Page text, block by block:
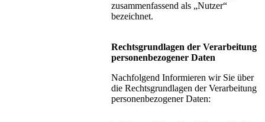
zusammenfassend als „Nutzer“
bezeichnet.
Rechtsgrundlagen der Verarbeitung
personenbezogener Daten
Nachfolgend Informieren wir Sie über
die Rechtsgrundlagen der Verarbeitung
personenbezogener Daten: